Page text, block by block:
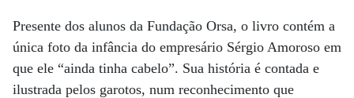
Presente dos alunos da Fundação Orsa, o livro contém a
única foto da infância do empresário Sérgio Amoroso em
que ele “ainda tinha cabelo”. Sua história é contada e
ilustrada pelos garotos, num reconhecimento que